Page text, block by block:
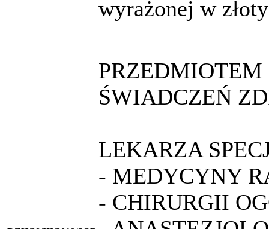
wyrażonej w
ŚWIADCZEŃ
LEKARZA
- MEDYCYNY
- CHIRURGII